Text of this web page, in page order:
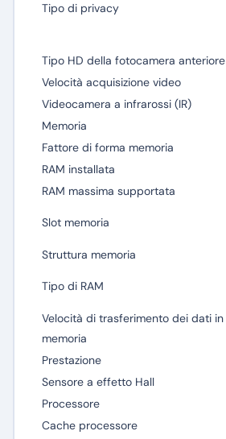
Tipo di privacy
Tipo HD della fotocamera anteriore
Velocità acquisizione video
Videocamera a infrarossi (IR)
Memoria
Fattore di forma memoria
RAM installata
RAM massima supportata
Slot memoria
Struttura memoria
Tipo di RAM
Velocità di trasferimento dei dati in
memoria
Prestazione
Sensore a effetto Hall
Processore
Cache processore